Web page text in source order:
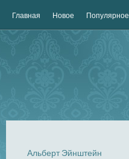
Главная Новое Популярное
Альберт Эйнштейн